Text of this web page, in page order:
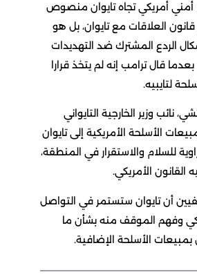
أمني أمريكي تجاه تايوان منصوص
العلاقات مع تايوان، بل هو
الردع المشترك ضد التهديدات
قال ترامب إنه لم يتخذ قرارا
لتايبيه.
نائب ​وزير الخارجية التايواني
الأسلحة الأمريكية إلى تايوان
للسلام والاستقرار في ⁠المنطقة،
القانون الأمريكي.
أن تايوان ستستمر في التواصل
​وفهم الموقف منه بشأن ما
الأسلحة الإضافية.